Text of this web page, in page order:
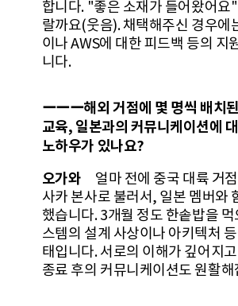
합니다. "좋은 소재가 들어왔어요"
랄까요(웃음). 채택해주신 경우에
이나 AWS에 대한 피드백 등의 지
니다.
ーーー해외 거점에 몇 명씩 배치
교육, 일본과의 커뮤니케이션에
노하우가 있나요?
오가와 얼마 전에 중국 대륙 거
사카 본사로 불러서, 일본 멤버와
했습니다. 3개월 정도 한솥밥을 먹
스템의 설계 사상이나 아키텍처
태입니다. 서로의 이해가 깊어지
종료 후의 커뮤니케이션도 원활해